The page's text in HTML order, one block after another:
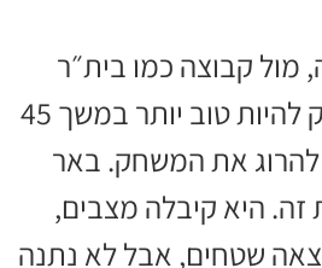
מול קבוצה כמו בית״ר
ירושלים, לא מספיק להיות טוב יותר במשך 45
את המשחק. באר
היא קיבלה מצבים,
שטחים, אבל לא נתנה